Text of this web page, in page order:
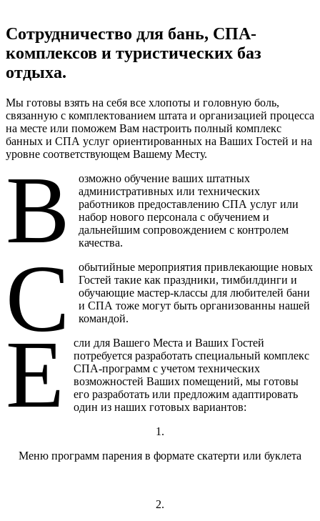
Сотрудничество для бань, СПА-
комплексов и туристических баз
отдыха.
Мы готовы взять на себя все хлопоты и головную боль,
связанную с комплектованием штата и организацией процесса
на месте или поможем Вам настроить полный комплекс
банных и СПА услуг ориентированных на Ваших Гостей и на
уровне соответствующем Вашему Месту.
В
озможно обучение ваших штатных
административных или технических
работников предоставлению СПА услуг или
набор нового персонала с обучением и
дальнейшим сопровождением с контролем
качества.
С
обытийные мероприятия привлекающие новых
Гостей такие как праздники, тимбилдинги и
обучающие мастер-классы для любителей бани
и СПА тоже могут быть организованны нашей
командой.
Е
сли для Вашего Места и Ваших Гостей
потребуется разработать специальный комплекс
СПА-программ с учетом технических
возможностей Ваших помещений, мы готовы
его разработать или предложим адаптировать
один из наших готовых вариантов:
1.
Меню программ парения в формате скатерти или буклета
2.